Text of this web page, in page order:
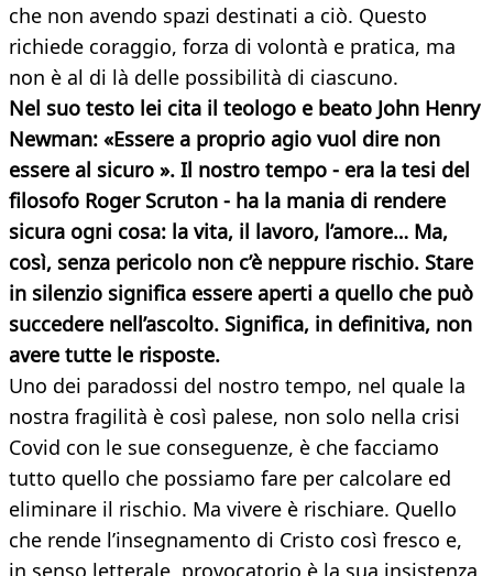
che non avendo spazi destinati a ciò. Questo
richiede coraggio, forza di volontà e pratica, ma
non è al di là delle possibilità di ciascuno.
Nel suo testo lei cita il teologo e beato John Henry
Newman: «Essere a proprio agio vuol dire non
essere al sicuro ». Il nostro tempo - era la tesi del
filosofo Roger Scruton - ha la mania di rendere
sicura ogni cosa: la vita, il lavoro, l’amore… Ma,
così, senza pericolo non c’è neppure rischio. Stare
in silenzio significa essere aperti a quello che può
succedere nell’ascolto. Significa, in definitiva, non
avere tutte le risposte.
Uno dei paradossi del nostro tempo, nel quale la
nostra fragilità è così palese, non solo nella crisi
Covid con le sue conseguenze, è che facciamo
tutto quello che possiamo fare per calcolare ed
eliminare il rischio. Ma vivere è rischiare. Quello
che rende l’insegnamento di Cristo così fresco e,
in senso letterale, provocatorio è la sua insistenza